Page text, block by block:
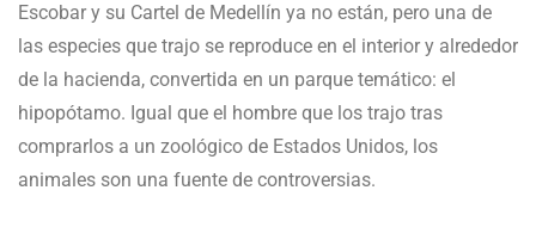
Escobar y su Cartel de Medellín ya no están, pero una de
las especies que trajo se reproduce en el interior y alrededor
de la hacienda, convertida en un parque temático: el
hipopótamo. Igual que el hombre que los trajo tras
comprarlos a un zoológico de Estados Unidos, los
animales son una fuente de controversias.